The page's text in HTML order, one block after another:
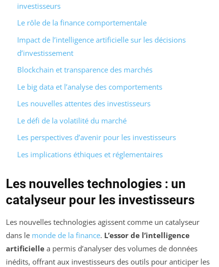
investisseurs
Le rôle de la finance comportementale
Impact de l’intelligence artificielle sur les décisions
d’investissement
Blockchain et transparence des marchés
Le big data et l’analyse des comportements
Les nouvelles attentes des investisseurs
Le défi de la volatilité du marché
Les perspectives d’avenir pour les investisseurs
Les implications éthiques et réglementaires
Les nouvelles technologies : un
catalyseur pour les investisseurs
Les nouvelles technologies agissent comme un catalyseur
dans le monde de la finance. L’essor de l’intelligence
artificielle a permis d’analyser des volumes de données
inédits, offrant aux investisseurs des outils pour anticiper les